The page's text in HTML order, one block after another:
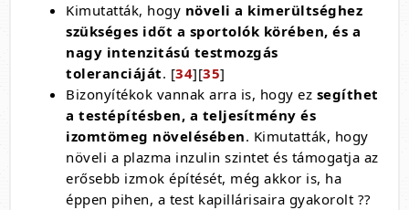
Kimutatták, hogy növeli a kimerültséghez
szükséges időt a sportolók körében, és a
nagy intenzitású testmozgás
toleranciáját. [34][35]
Bizonyítékok vannak arra is, hogy ez segíthet
a testépítésben, a teljesítmény és
izomtömeg növelésében. Kimutatták, hogy
növeli a plazma inzulin szintet és támogatja az
erősebb izmok építését, még akkor is, ha
éppen pihen, a test kapillárisaira gyakorolt ??